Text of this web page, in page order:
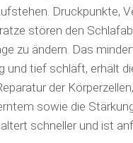
Druckpunkte,
stören den
zu ändern. Das
und tief schläft, erhält
der
sowie die
schneller und ist